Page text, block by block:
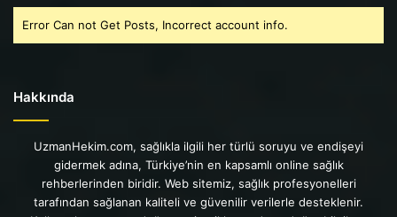
Error Can not Get Posts, Incorrect account info.
Hakkında
UzmanHekim.com, sağlıkla ilgili her türlü soruyu ve endişeyi
gidermek adına, Türkiye’nin en kapsamlı online sağlık
rehberlerinden biridir. Web sitemiz, sağlık profesyonelleri
tarafından sağlanan kaliteli ve güvenilir verilerle desteklenir.